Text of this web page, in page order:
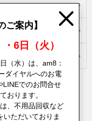
ご案内】
6日（火）
（水）は、am8：
ダイヤルへのお電
LINEでのお問合せ
おります。
、不用品回収など
いただいておりま
Close